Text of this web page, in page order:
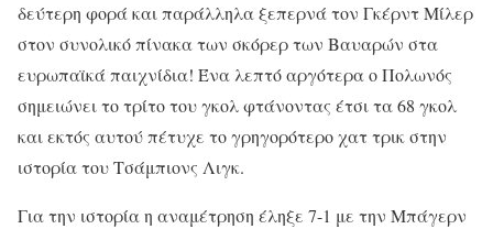
δεύτερη φορά και παράλληλα ξεπερνά τον Γκέρντ Μίλερ
στον συνολικό πίνακα των σκόρερ των Βαυαρών στα
ευρωπαϊκά παιχνίδια! Ένα λεπτό αργότερα ο Πολωνός
σημειώνει το τρίτο του γκολ φτάνοντας έτσι τα 68 γκολ
και εκτός αυτού πέτυχε το γρηγορότερο χατ τρικ στην
ιστορία του Τσάμπιονς Λιγκ.
Για την ιστορία η αναμέτρηση έληξε 7-1 με την Μπάγερν